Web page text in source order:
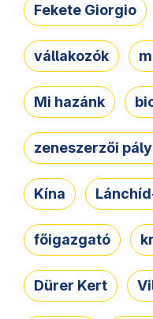
Fekete Giorgio
vállakozók
Mi hazánk
zeneszerzői
Kína
főigazgató
Dürer Kert